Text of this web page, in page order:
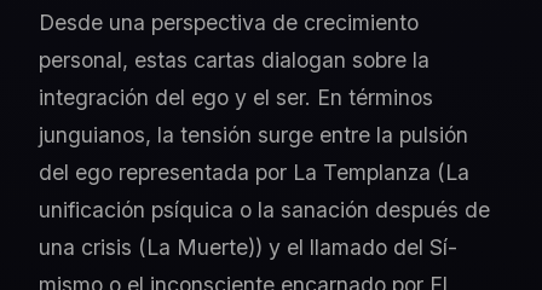
Desde una perspectiva de crecimiento
personal, estas cartas dialogan sobre la
integración del ego y el ser. En términos
junguianos, la tensión surge entre la pulsión
del ego representada por La Templanza (La
unificación psíquica o la sanación después de
una crisis (La Muerte)) y el llamado del Sí-